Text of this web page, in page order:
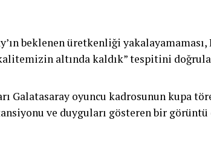
beklenen üretkenliği yakalayamaması,
altında kaldık” tespitini
Galatasaray oyuncu kadrosunun kupa
ve duyguları gösteren bir